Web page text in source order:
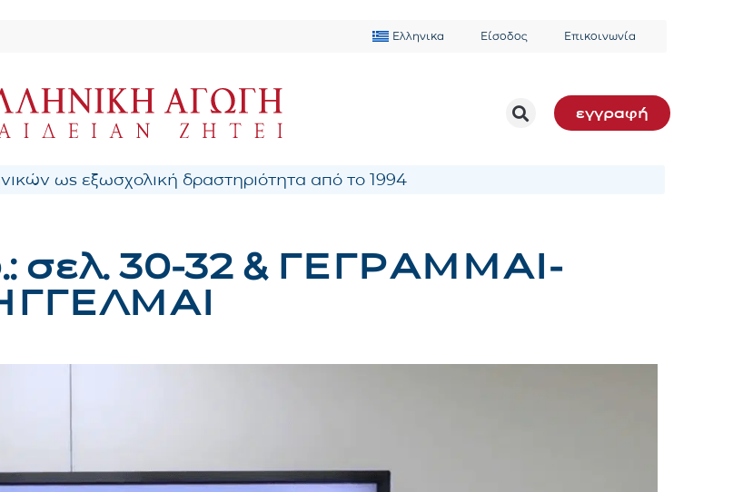
Ελληνικα Είσοδος Επικοινωνία
εγγραφή
ως εξωσχολική δραστηριότητα από το 1994
σελ. 30-32 & ΓΕΓΡΑΜΜΑΙ-